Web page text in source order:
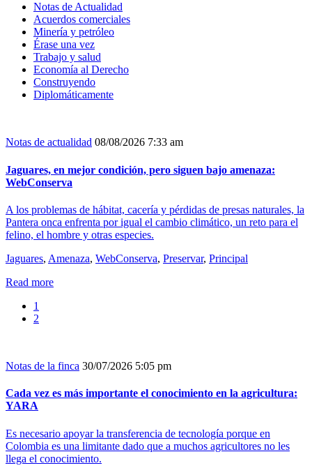
Notas de Actualidad
Acuerdos comerciales
Minería y petróleo
Érase una vez
Trabajo y salud
Economía al Derecho
Construyendo
Diplomáticamente
Notas de actualidad 08/08/2026 7:33 am
Jaguares, en mejor condición, pero siguen bajo amenaza:
WebConserva
A los problemas de hábitat, cacería y pérdidas de presas naturales, la
Pantera onca enfrenta por igual el cambio climático, un reto para el
felino, el hombre y otras especies.
Jaguares, Amenaza, WebConserva, Preservar, Principal
Read more
1
2
Notas de la finca 30/07/2026 5:05 pm
Cada vez es más importante el conocimiento en la agricultura:
YARA
Es necesario apoyar la transferencia de tecnología porque en
Colombia es una limitante dado que a muchos agricultores no les
llega el conocimiento.